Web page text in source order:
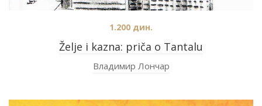
Želje i kazna: priča o Tantalu
1.200 дин.
Владимир Лончар